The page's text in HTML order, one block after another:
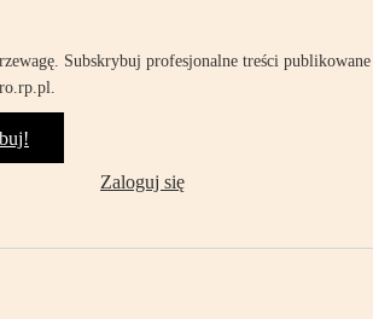
Subskrybuj profesjonalne treści publikowane
Zaloguj się